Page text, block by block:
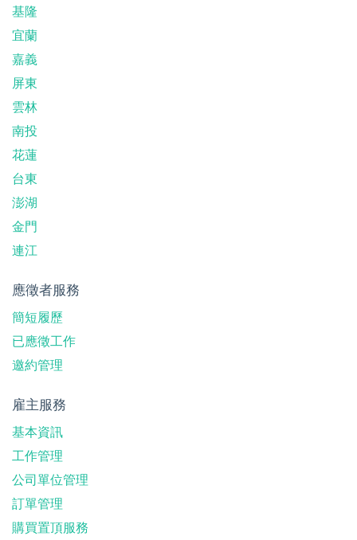
基隆
宜蘭
嘉義
屏東
雲林
南投
花蓮
台東
澎湖
金門
連江
應徵者服務
簡短履歷
已應徵工作
邀約管理
雇主服務
基本資訊
工作管理
公司單位管理
訂單管理
購買置頂服務